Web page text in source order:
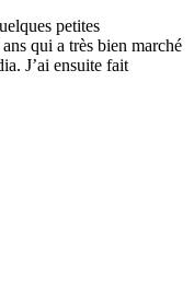
petites
qui a très bien marché
J’ai ensuite fait